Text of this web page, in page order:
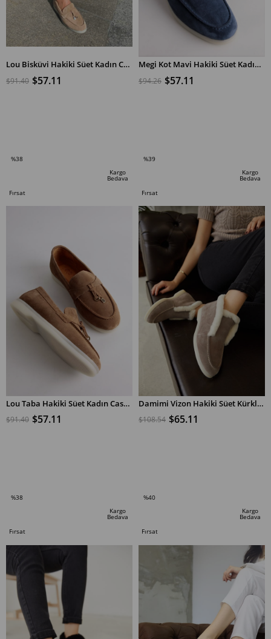
Lou Bisküvi Hakiki Süet Kadın Casual Ayakkabı
$57.11
$91.40
%38
Kargo
Bedava
Fırsat
Ürünü
Megi Kot Mavi Hakiki Süet Kadın Casual Ayakkabı
$57.11
$94.26
%39
Kargo
Bedava
Fırsat
Ürünü
Lou Taba Hakiki Süet Kadın Casual Ayakkabı
$57.11
$91.40
%38
Kargo
Bedava
Fırsat
Ürünü
Damimi Vizon Hakiki Süet Kürklü Kadın Ayakkabı
$65.11
$108.54
%40
Kargo
Bedava
Fırsat
Ürünü